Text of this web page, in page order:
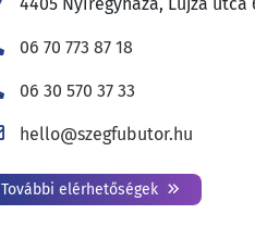
06 70 773 87 18
06 30 570 37 33
hello@szegfubutor.hu
További elérhetőségek